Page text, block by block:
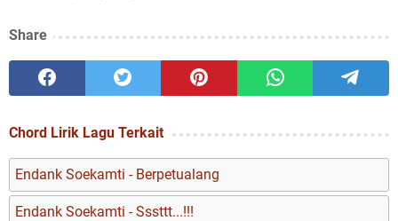
Share
Chord Lirik Lagu Terkait
Endank Soekamti - Berpetualang
Endank Soekamti - Sssttt...!!!